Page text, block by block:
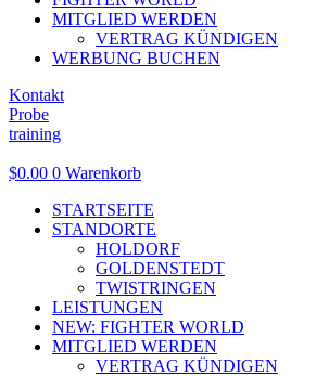
MITGLIED WERDEN
VERTRAG KÜNDIGEN
WERBUNG BUCHEN
Kontakt
Probe
training
$0.00 0 Warenkorb
STARTSEITE
STANDORTE
HOLDORF
GOLDENSTEDT
TWISTRINGEN
LEISTUNGEN
NEW: FIGHTER WORLD
MITGLIED WERDEN
VERTRAG KÜNDIGEN